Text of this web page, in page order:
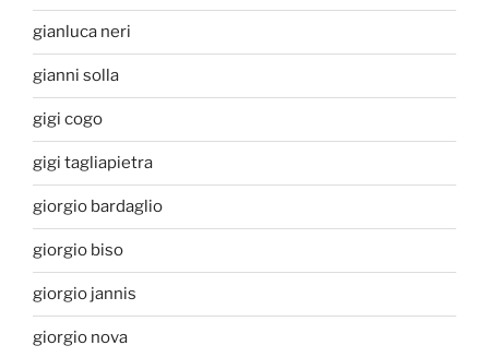
gianluca neri
gianni solla
gigi cogo
gigi tagliapietra
giorgio bardaglio
giorgio biso
giorgio jannis
giorgio nova